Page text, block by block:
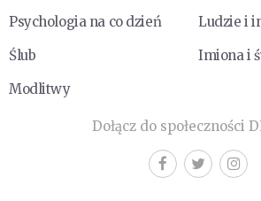
Psychologia na co dzień
Ludzie i
Ślub
Imiona i
Modlitwy
Dołącz do społeczności